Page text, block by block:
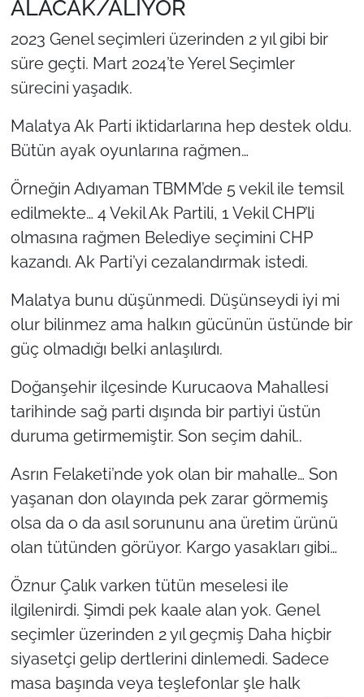
ALACAK/ALIYOR
2023 Genel seçimleri üzerinden 2 yıl gibi bir
süre geçti. Mart 2024’te Yerel Seçimler
sürecini yaşadık.
Malatya Ak Parti iktidarlarına hep destek oldu.
Bütün ayak oyunlarına rağmen…
Örneğin Adıyaman TBMM’de 5 vekil ile temsil
edilmekte… 4 Vekil Ak Partili, 1 Vekil CHP’li
olmasına rağmen Belediye seçimini CHP
kazandı. Ak Parti’yi cezalandırmak istedi.
Malatya bunu düşünmedi. Düşünseydi iyi mi
olur bilinmez ama halkın gücünün üstünde bir
güç olmadığı belki anlaşılırdı.
Doğanşehir ilçesinde Kurucaova Mahallesi
tarihinde sağ parti dışında bir partiyi üstün
duruma getirmemiştir. Son seçim dahil..
Asrın Felaketi’nde yok olan bir mahalle… Son
yaşanan don olayında pek zarar görmemiş
olsa da o da asıl sorununu ana üretim ürünü
olan tütünden görüyor. Kargo yasakları gibi…
Öznur Çalık varken tütün meselesi ile
ilgilenirdi. Şimdi pek kaale alan yok. Genel
seçimler üzerinden 2 yıl geçmiş Daha hiçbir
siyasetçi gelip dertlerini dinlemedi. Sadece
masa başında veya teşlefonlar şle halk